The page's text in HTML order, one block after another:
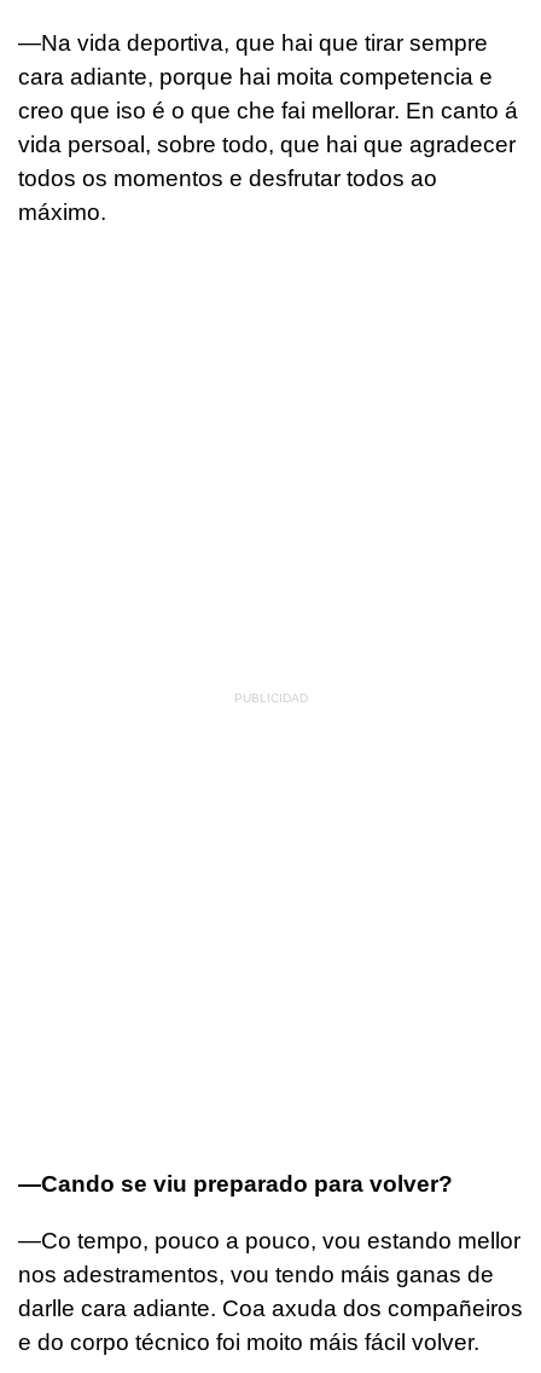
—Na vida deportiva, que hai que tirar sempre
cara adiante, porque hai moita competencia e
creo que iso é o que che fai mellorar. En canto á
vida persoal, sobre todo, que hai que agradecer
todos os momentos e desfrutar todos ao
máximo.
—Cando se viu preparado para volver?
—Co tempo, pouco a pouco, vou estando mellor
nos adestramentos, vou tendo máis ganas de
darlle cara adiante. Coa axuda dos compañeiros
e do corpo técnico foi moito máis fácil volver.